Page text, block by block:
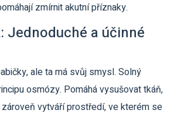
zmírnit akutní příznaky.
Jednoduché a účinné
ale ta má svůj smysl. Solný
osmózy. Pomáhá vysušovat tkáň,
vytváří prostředí, ve kterém se